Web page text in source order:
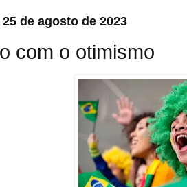
de agosto de 2023
com o otimismo